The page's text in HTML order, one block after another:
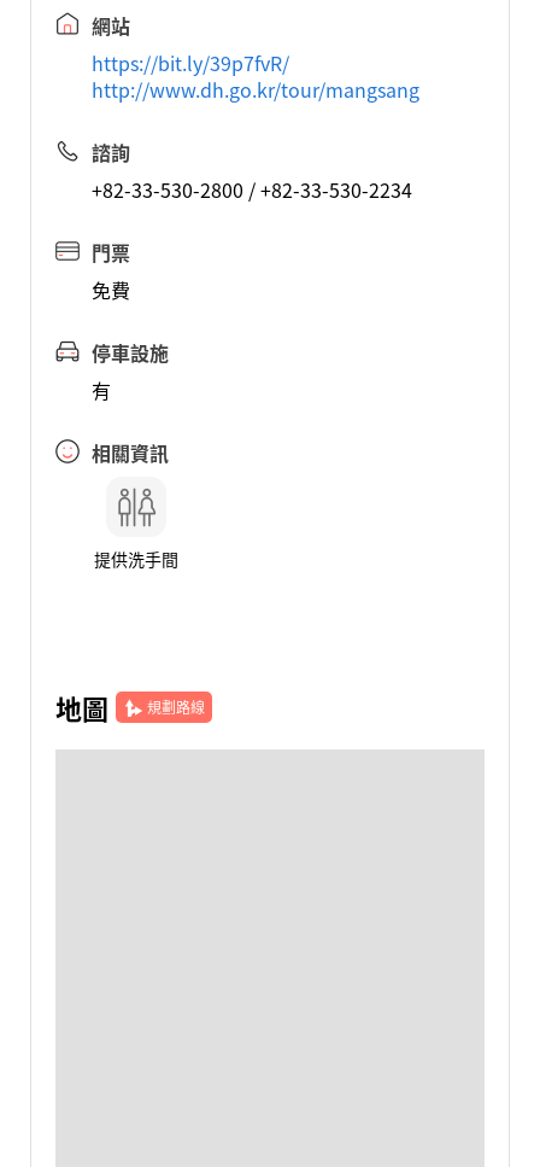
網站
https://bit.ly/39p7fvR/
http://www.dh.go.kr/tour/mangsang
諮詢
+82-33-530-2800 / +82-33-530-2234
門票
免費
停車設施
有
相關資訊
提供洗手間
地圖 規劃路線